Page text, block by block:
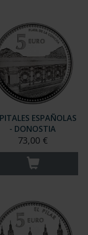
ESPAÑOLAS
- DONOSTIA
73,00 €